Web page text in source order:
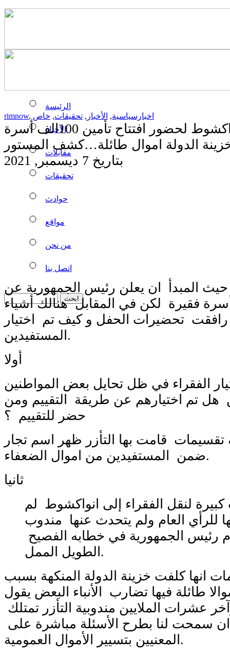
الرئيسة
الأخبار
مقابلات
تحقيقات
حوادث
مواقع
من نحن
اتصل بنا
rimnow, اخبارسياسية, الأخبار , تحقيقات, خاص
نقل الفقراء إلى انواكشوط لحضور افتتاح تأمين 100الف أسرة
بتاريخ 7 ديسمبر, 2021
المبدأ ان يعلن رئيس الجمهورية عن
أسرة فقيرة لكن في المقابل هنالك أشياء
تحضيرات الحفل و كيف تم اختيار
المستفيدين.
أولا
الفقراء في ظل تحايل بعض المواطنين
هل تم اختيارهم عن طريقة التقييم ومن
حضر للتقييم ؟
تقسيمات قامت بها التأزر ظهر اسم تجار
ضمن المستفيدين من اموال الضعفاء.
ثانيا
لنقل الفقراء إلى انواكشوط لم
للرأي العام ولم يتحدث عنها مندوب
رئيس الجمهورية في خطابه الفصيح
الطويل الممل.
انها كلفت خزينة الدولة المنكهة بسبب
طائلة فيها تضارب الأنباء البعض يقول
عشرات الملايين مندوبية التأزر تمتلك
ان سمحت لنا بطرح الأسئلة مباشرة على
المعنيين بتسيير الأموال العمومية.